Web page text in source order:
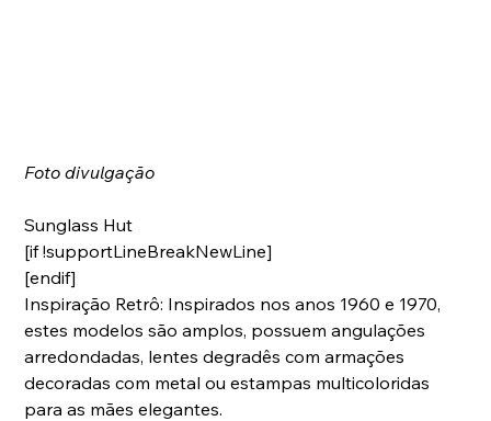
Foto divulgação
Sunglass Hut
[if !supportLineBreakNewLine]
[endif]
Inspiração Retrô: Inspirados nos anos 1960 e 1970,
estes modelos são amplos, possuem angulações
arredondadas, lentes degradês com armações
decoradas com metal ou estampas multicoloridas
para as mães elegantes.